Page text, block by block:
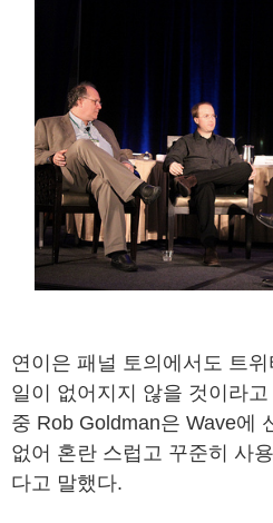
연이은 패널 토의에서도 트
일이 없어지지 않을 것이라
중 Rob Goldman은 Wave에
없어 혼란 스럽고 꾸준히 사
다고 말했다.